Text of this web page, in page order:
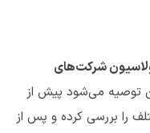
شرکت‌های
توصیه می‌شود پیش از
را بررسی کرده و پس از